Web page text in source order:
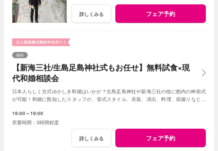
詳しくみる フェア予約
【新海三社/生島足島神社式もお任せ】無料試食×現
代和婚相談会
無料
日本人らしく古式ゆかしき和婚はいかが？生島足島神社や新海三社の他に館内の神前式
が可能！和婚に熟知したスタッフが、挙式スタイル、衣装、演出、料理、前撮りなどト
16:00～19:00
3時間程度
詳しくみる フェア予約